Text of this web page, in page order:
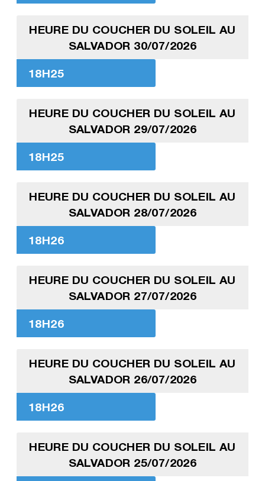
HEURE DU COUCHER DU SOLEIL AU
SALVADOR 30/07/2026
18H25
HEURE DU COUCHER DU SOLEIL AU
SALVADOR 29/07/2026
18H25
HEURE DU COUCHER DU SOLEIL AU
SALVADOR 28/07/2026
18H26
HEURE DU COUCHER DU SOLEIL AU
SALVADOR 27/07/2026
18H26
HEURE DU COUCHER DU SOLEIL AU
SALVADOR 26/07/2026
18H26
HEURE DU COUCHER DU SOLEIL AU
SALVADOR 25/07/2026